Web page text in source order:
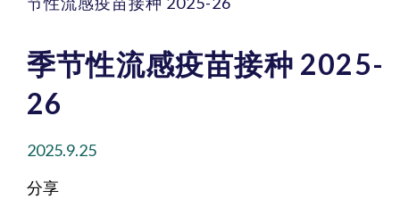
季节性流感疫苗接种 2025-
26
2025.9.25
分享